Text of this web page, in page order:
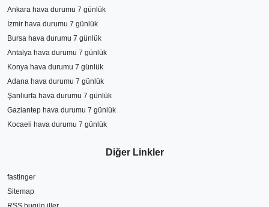
Ankara hava durumu 7 günlük
İzmir hava durumu 7 günlük
Bursa hava durumu 7 günlük
Antalya hava durumu 7 günlük
Konya hava durumu 7 günlük
Adana hava durumu 7 günlük
Şanlıurfa hava durumu 7 günlük
Gaziantep hava durumu 7 günlük
Kocaeli hava durumu 7 günlük
Diğer Linkler
fastinger
Sitemap